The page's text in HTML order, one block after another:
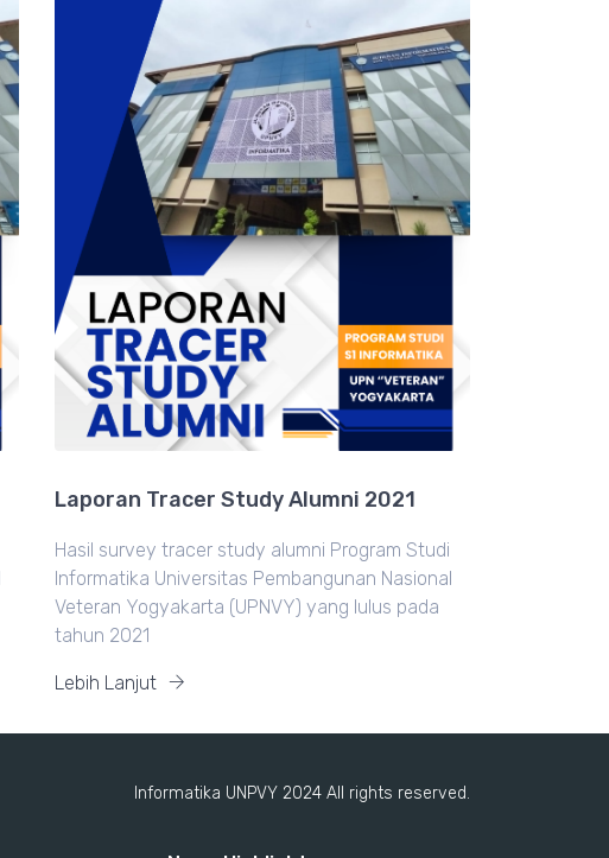
Laporan Tracer Study Alumni 2021
Hasil survey tracer study alumni Program Studi
Informatika Universitas Pembangunan Nasional
Veteran Yogyakarta (UPNVY) yang lulus pada
tahun 2021
Lebih Lanjut
Informatika UNPVY 2024 All rights reserved.